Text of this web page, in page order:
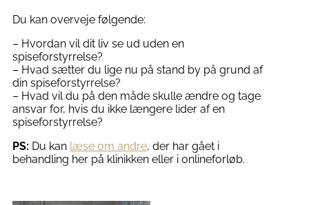
Du kan overveje følgende:
– Hvordan vil dit liv se ud uden en
spiseforstyrrelse?
– Hvad sætter du lige nu på stand by på grund af
din spiseforstyrrelse?
– Hvad vil du på den måde skulle ændre og tage
ansvar for, hvis du ikke længere lider af en
spiseforstyrrelse?
PS: Du kan læse om andre, der har gået i
behandling her på klinikken eller i onlineforløb.